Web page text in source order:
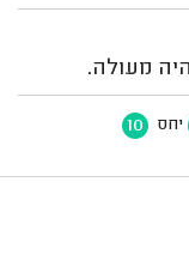
מעולה.
יחס 10